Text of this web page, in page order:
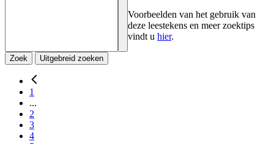
Voorbeelden van het gebruik van
deze leestekens en meer zoektips
vindt u hier.
Zoek Uitgebreid zoeken
1
...
2
3
4